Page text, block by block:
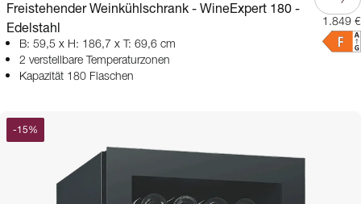
Freistehender Weinkühlschrank - WineExpert 180 -
Edelstahl
B: 59,5 x H: 186,7 x T: 69,6 cm
2 verstellbare Temperaturzonen
Kapazität 180 Flaschen
1.849 €
-15%